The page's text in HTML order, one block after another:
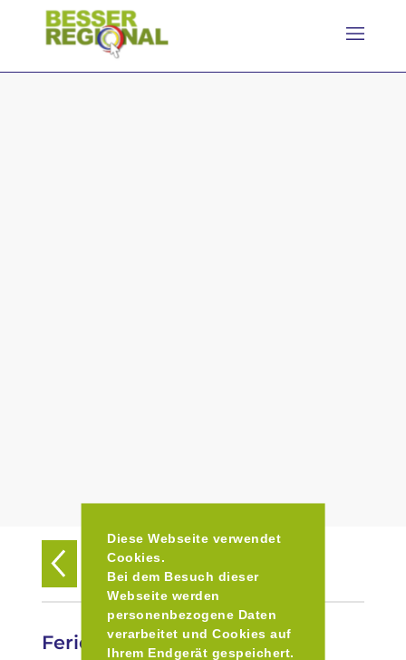
Diese Webseite verwendet
Cookies.
Bei dem Besuch dieser
Webseite werden
personenbezogene Daten
verarbeitet und Cookies auf
Ihrem Endgerät gespeichert.
Zurück zur Übersicht
Ferienhof Unterstein